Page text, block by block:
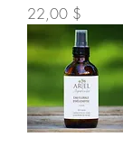
Prix
22,00 $